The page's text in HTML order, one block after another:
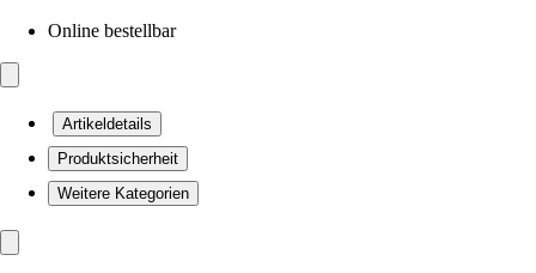
Online bestellbar
Artikeldetails
Produktsicherheit
Weitere Kategorien